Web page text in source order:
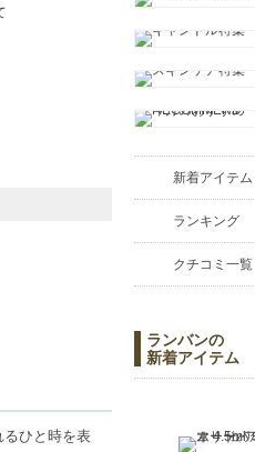
るひと時を表
新着アイテム
ランキング
クチコミ一覧
ランバンの
新着アイテム